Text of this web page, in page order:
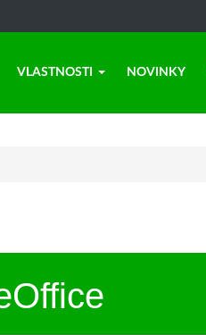
VLASTNOSTI NOVINKY